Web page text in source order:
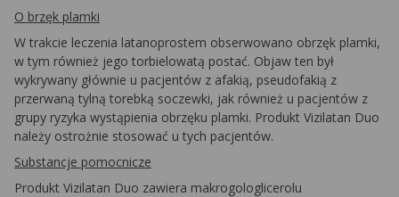
O brzęk plamki
W trakcie leczenia latanoprostem obserwowano obrzęk plamki,
w tym również jego torbielowatą postać. Objaw ten był
wykrywany głównie u pacjentów z afakią, pseudofakią z
przerwaną tylną torebką soczewki, jak również u pacjentów z
grupy ryzyka wystąpienia obrzęku plamki. Produkt Vizilatan Duo
należy ostrożnie stosować u tych pacjentów.
Substancje pomocnicze
Produkt Vizilatan Duo zawiera makrogologlicerolu